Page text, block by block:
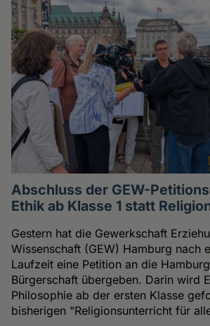
Abschluss der GEW-
Ethik ab Klasse 1 statt
Gestern hat die Gewerkschaft
Wissenschaft (GEW) Hamburg nach
Laufzeit eine Petition an die
Bürgerschaft übergeben. Darin wird
Philosophie ab der ersten Klasse
bisherigen "Religionsunterricht für